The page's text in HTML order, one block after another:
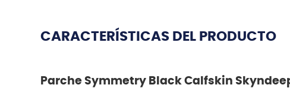
CARACTERÍSTICAS DEL PRODUCTO
Parche Symmetry Black Calfskin